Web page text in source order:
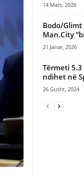
14 Mars, 2026
Bodo/
Man.City
21 Janar, 2026
Tërmeti 5.3
ndihet në
26 Gusht, 2024